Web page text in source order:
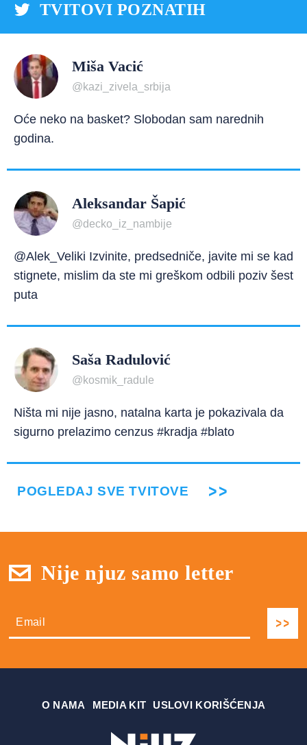
TVITOVI POZNATIH
Miša Vacić
@kazi_zivela_srbija
Oće neko na basket? Slobodan sam narednih
godina.
Aleksandar Šapić
@decko_iz_nambije
@Alek_Veliki Izvinite, predsedniče, javite mi se kad
stignete, mislim da ste mi greškom odbili poziv šest
puta
Saša Radulović
@kosmik_radule
Ništa mi nije jasno, natalna karta je pokazivala da
sigurno prelazimo cenzus #kradja #blato
POGLEDAJ SVE TVITOVE
Nije njuz samo letter
О NAMA MEDIA KIT USLOVI KORIŠĆENJA